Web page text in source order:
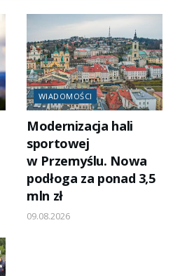
WIADOMOŚCI
Modernizacja hali
sportowej
w Przemyślu. Nowa
podłoga za ponad 3,5
mln zł
09.08.2026